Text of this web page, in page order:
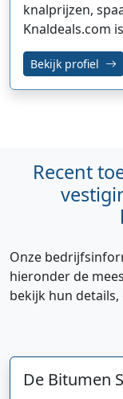
knalprijzen,
Knaldeals.com
Bekijk profiel
Recent
Onze
hieronder de
bekijk hun
De Bitumen